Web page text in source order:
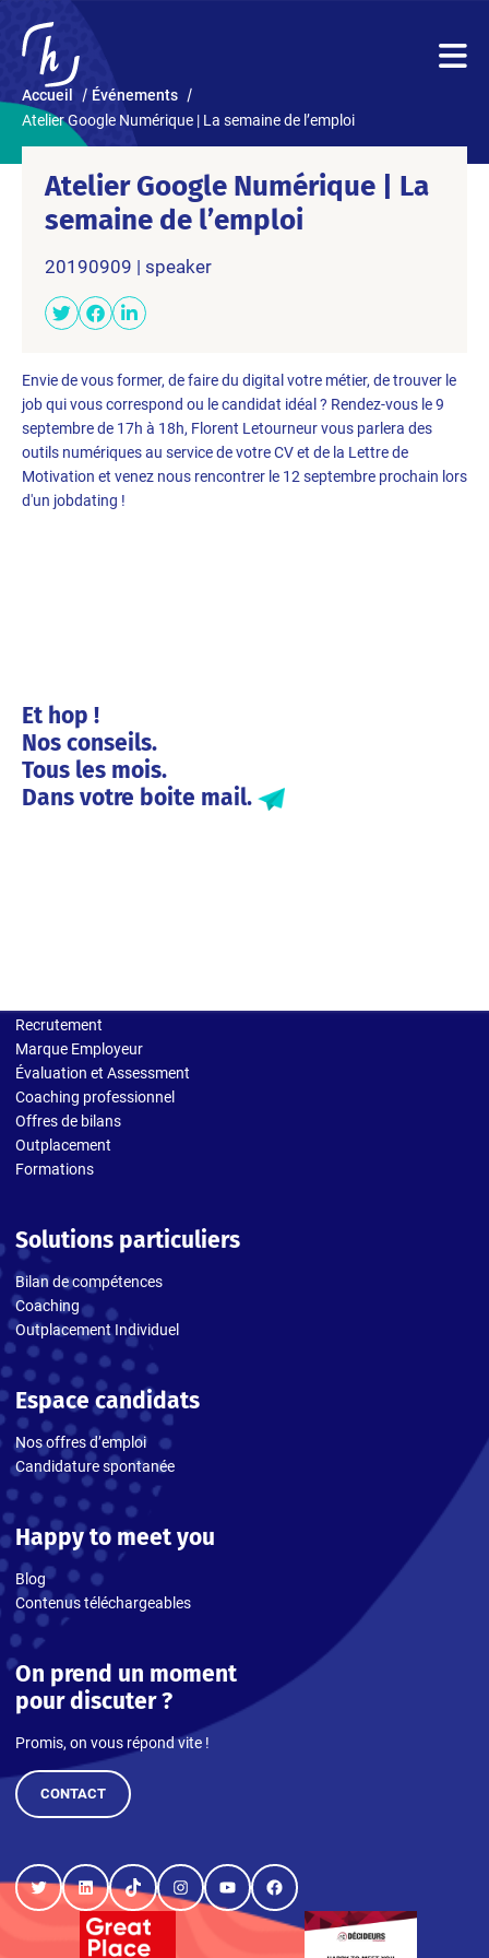
Accueil
Événements
Atelier Google Numérique | La semaine de l’emploi
Atelier Google Numérique | La
semaine de l’emploi
20190909 | speaker
Envie de vous former, de faire du digital votre métier, de trouver le
job qui vous correspond ou le candidat idéal ? Rendez-vous le 9
septembre de 17h à 18h, Florent Letourneur vous parlera des
outils numériques au service de votre CV et de la Lettre de
Motivation et venez nous rencontrer le 12 septembre prochain lors
d'un jobdating !
Et hop !
Nos conseils.
Tous les mois.
Dans votre boite mail.
Recrutement
Marque Employeur
Évaluation et Assessment
Coaching professionnel
Offres de bilans
Outplacement
Formations
Solutions particuliers
Bilan de compétences
Coaching
Outplacement Individuel
Espace candidats
Nos offres d’emploi
Candidature spontanée
Happy to meet you
Blog
Contenus téléchargeables
On prend un moment
pour discuter ?
Promis, on vous répond vite !
CONTACT
TwitterLinkedInTikTokInstagram
YouTubeFacebook